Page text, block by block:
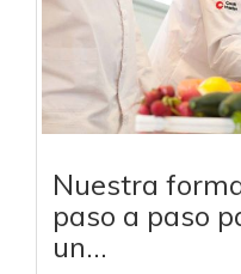
Nuestra
paso a paso
un...